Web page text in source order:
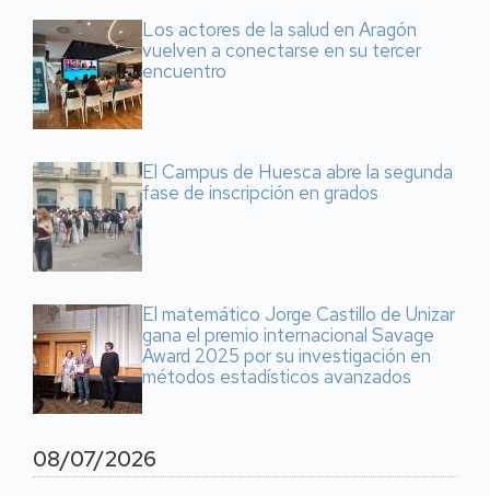
Los actores de la salud en Aragón
vuelven a conectarse en su tercer
encuentro
El Campus de Huesca abre la segunda
fase de inscripción en grados
El matemático Jorge Castillo de Unizar
gana el premio internacional Savage
Award 2025 por su investigación en
métodos estadísticos avanzados
08/07/2026